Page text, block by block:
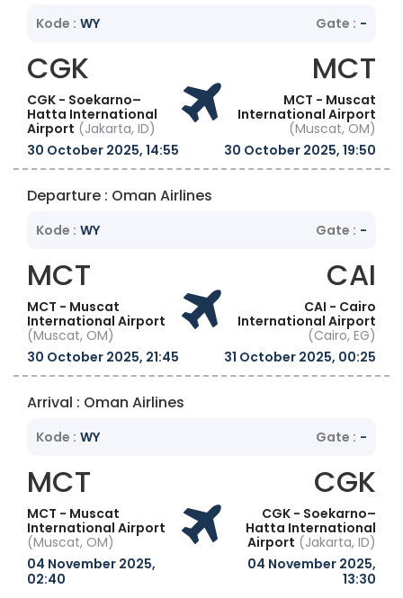
Kode : WY Gate : -
CGK
CGK - Soekarno–
Hatta International
Airport (Jakarta, ID)
30 October 2025, 14:55
MCT
MCT - Muscat
International Airport
(Muscat, OM)
30 October 2025, 19:50
Departure : Oman Airlines
Kode : WY Gate : -
MCT
MCT - Muscat
International Airport
(Muscat, OM)
30 October 2025, 21:45
CAI
CAI - Cairo
International Airport
(Cairo, EG)
31 October 2025, 00:25
Arrival : Oman Airlines
Kode : WY Gate : -
MCT
MCT - Muscat
International Airport
(Muscat, OM)
04 November 2025,
02:40
CGK
CGK - Soekarno–
Hatta International
Airport (Jakarta, ID)
04 November 2025,
13:30